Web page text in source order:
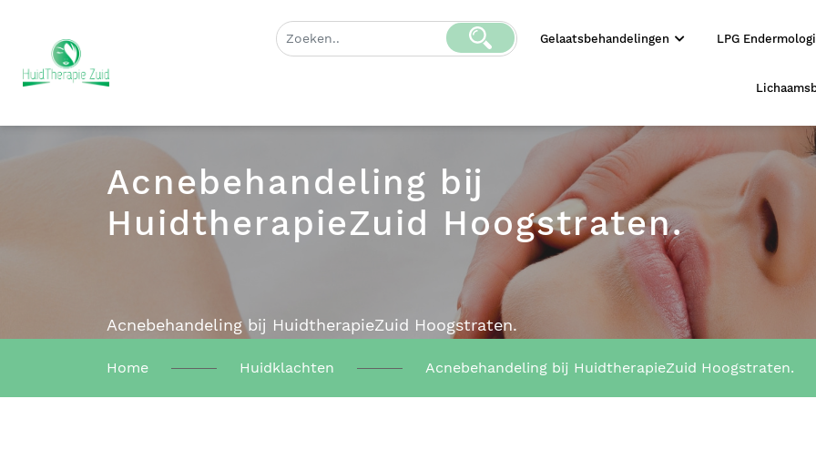
Gelaatsbehandelingen LPG
Acnebehandeling bij
HuidtherapieZuid Hoogstraten.
Acnebehandeling bij HuidtherapieZuid Hoogstraten.
Home Huidklachten Acnebehandeling bij HuidtherapieZuid Hoogstraten.